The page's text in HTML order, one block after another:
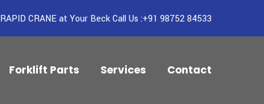
RAPID CRANE at Your Beck Call Us :+91 98752 84533
Forklift Parts Services Contact